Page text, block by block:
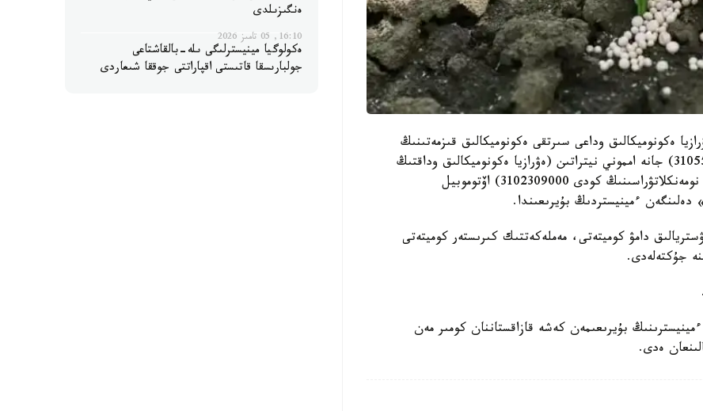
ەكونوميكالىق وداعى سىرتقى ەكونوميكالىق قىزمەتىنىڭ
ءبىرىڭعاي تاۋارلىق نومەنكلاتۋراسىنىڭ كودى 3105590000) جانە امموني نيتراتىن (ەۋرازيا ەكونوميكالىق وداقتىڭ
سىرتقى ەكونوميكالىق قىزمەتىنىڭ ءبىرىڭعاي تاۋارلىق نومەنكلاتۋراسىنىڭ كودى 3102309000) اۆتوموبيل
دەلىنگەن ءمينيستردىڭ بۇيرىعىندا.
دامۋ كوميتەتى، مەملەكەتتىك كىرىستەر كوميتەتى
جۇكتەلەدى.
بۇيرىعىمەن كەشە قازاقستاننان كومىر مەن
ەدى.
ەنگىزىلدى
16:10, 05 تامىز 2026
ەكولوگيا مينيسترلىگى ىلە-بالقاشتاعى
جولبارىسقا قاتىستى اقپاراتتى جوققا شىعاردى